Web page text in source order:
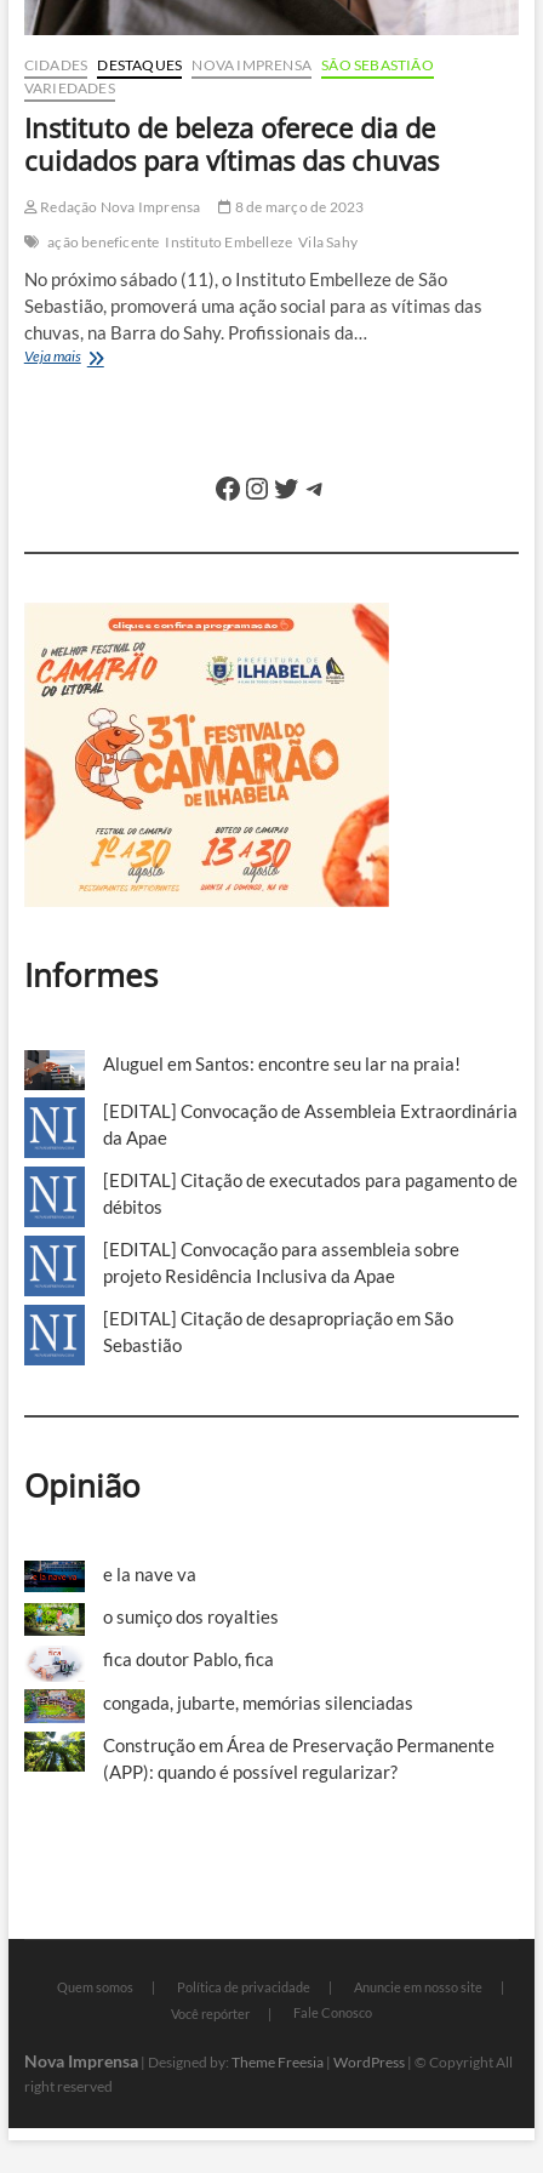
CIDADES DESTAQUES NOVA IMPRENSA SÃO SEBASTIÃO
VARIEDADES
Instituto de beleza oferece dia de
cuidados para vítimas das chuvas
Redação Nova Imprensa
8 de março de 2023
ação beneficente Instituto Embelleze Vila Sahy
No próximo sábado (11), o Instituto Embelleze de São
Sebastião, promoverá uma ação social para as vítimas das
chuvas, na Barra do Sahy. Profissionais da…
Veja maisInstituto
das
Facebook
Instagram
Twitter
Telegram
Informes
Aluguel em Santos: encontre seu lar na praia!
[EDITAL] Convocação de Assembleia Extraordinária
da Apae
[EDITAL] Citação de executados para pagamento de
débitos
[EDITAL] Convocação para assembleia sobre
projeto Residência Inclusiva da Apae
[EDITAL] Citação de desapropriação em São
Sebastião
Opinião
e la nave va
o sumiço dos royalties
fica doutor Pablo, fica
congada, jubarte, memórias silenciadas
Construção em Área de Preservação Permanente
(APP): quando é possível regularizar?
Quem somos Política de privacidade
Anuncie em nosso site
Você repórter
Fale Conosco
Nova Imprensa| Designed by: Theme Freesia| WordPress| © Copyright All
right reserved